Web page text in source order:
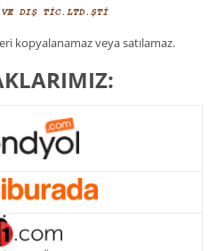
kopyalanamaz veya satılamaz.